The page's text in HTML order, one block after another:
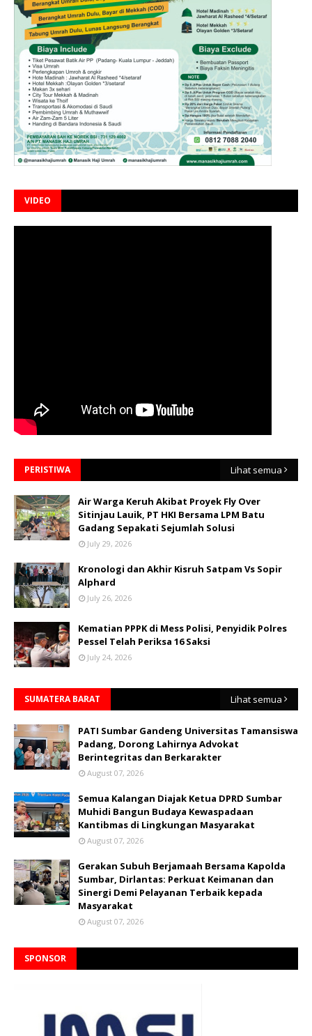
VIDEO
PERISTIWA Lihat semua
Air Warga Keruh Akibat Proyek Fly Over
Sitinjau Lauik, PT HKI Bersama LPM Batu
Gadang Sepakati Sejumlah Solusi
July 29, 2026
Kronologi dan Akhir Kisruh Satpam Vs Sopir
Alphard
July 26, 2026
Kematian PPPK di Mess Polisi, Penyidik Polres
Pessel Telah Periksa 16 Saksi
July 24, 2026
SUMATERA BARAT Lihat semua
PATI Sumbar Gandeng Universitas Tamansiswa
Padang, Dorong Lahirnya Advokat
Berintegritas dan Berkarakter
August 07, 2026
Semua Kalangan Diajak Ketua DPRD Sumbar
Muhidi Bangun Budaya Kewaspadaan
Kantibmas di Lingkungan Masyarakat
August 07, 2026
Gerakan Subuh Berjamaah Bersama Kapolda
Sumbar, Dirlantas: Perkuat Keimanan dan
Sinergi Demi Pelayanan Terbaik kepada
Masyarakat
August 07, 2026
SPONSOR